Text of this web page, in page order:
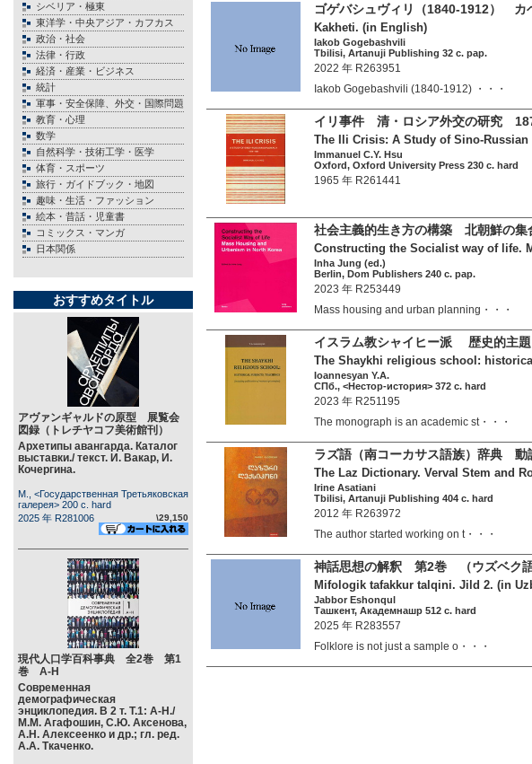
シベリア・極東
東洋学・中央アジア・カフカス
政治・社会
法律・行政
経済・産業・ビジネス
統計
軍事・安全保障、外交・国際問題
教育・心理
数学
自然科学・技術工学・医学
体育・スポーツ
旅行・ガイドブック・地図
趣味・生活・ファッション
絵本・昔話・児童書
コミックス・マンガ
日本関係
おすすめタイトル
アヴァンギャルドの原型 展覧会
図録（トレチヤコフ美術館刊）
Архетипы авангарда. Каталог
выставки./ текст. И. Вакар, И.
Кочергина.
М., <Государственная Третьяковская
галерея> 200 c. hard
2025 年 R281006
\29,150
現代人口学百科事典 全2巻 第1
巻 А-Н
Современная
демографическая
энциклопедия. В 2 т. Т.1: А-Н./
М.М. Агафошин, С.Ю. Аксенова,
А.Н. Алексеенко и др.; гл. ред.
А.А. Ткаченко.
ゴゲバシュヴィリ（1840-1912）
Kakheti. (in English)
Iakob Gogebashvili
Tbilisi, Artanuji Publishing 32 c. pap.
2022 年 R263951
Iakob Gogebashvili (1840-1912) ・・・
イリ事件 清・ロシア外交の研究
The Ili Crisis: A Study of Sino-Russian
Immanuel C.Y. Hsu
Oxford, Oxford University Press 230 c. hard
1965 年 R261441
社会主義的生き方の構築 北朝鮮の集
Constructing the Socialist way of life.
Inha Jung (ed.)
Berlin, Dom Publishers 240 c. pap.
2023 年 R253449
Mass housing and urban planning・・・
イスラム教シャイヒー派 歴史的主
The Shaykhi religious school:
Ioannesyan Y.А.
СПб., <Нестор-история> 372 c. hard
2023 年 R251195
The monograph is an academic st・・・
ラズ語（南コーカサス語族）辞典 動
The Laz Dictionary. Verval Stem and
Irine Asatiani
Tbilisi, Artanuji Publishing 404 c. hard
2012 年 R263972
The author started working on t・・・
神話思想の解釈 第2巻 （ウズベク語
Mifologik tafakkur talqini. Jild 2. (in
Jabbor Eshonqul
Ташкент, Академнашр 512 c. hard
2025 年 R283557
Folklore is not just a sample o・・・